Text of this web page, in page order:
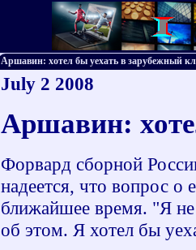
Аршавин: хотел бы уехать в зарубежный
July 2 2008
Аршавин:
Форвард сборной
надеется, что вопрос о
ближайшее время. "Я не
об этом. Я хотел бы